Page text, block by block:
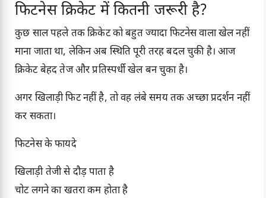
फिटनेस क्रिकेट में कितनी जरूरी है?
कुछ साल पहले तक क्रिकेट को बहुत ज्यादा फिटनेस वाला खेल नहीं
माना जाता था, लेकिन अब स्थिति पूरी तरह बदल चुकी है। आज
क्रिकेट बेहद तेज और प्रतिस्पर्धी खेल बन चुका है।
अगर खिलाड़ी फिट नहीं है, तो वह लंबे समय तक अच्छा प्रदर्शन नहीं
कर सकता।
फिटनेस के फायदे
खिलाड़ी तेजी से दौड़ पाता है
चोट लगने का खतरा कम होता है